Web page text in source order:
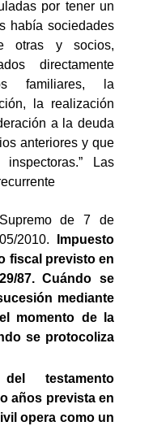
por tener un
había sociedades
otras y socios,
directamente
familiares, la
la realización
a la deuda
anteriores y que
Las
de 7 de
2010. Impuesto
fiscal previsto en
87. Cuándo se
mediante
momento de la
se protocoliza
testamento
años prevista en
opera como un